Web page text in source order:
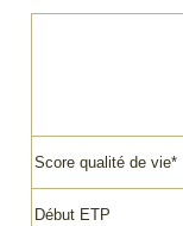
Score qualité de vie*
Début ETP